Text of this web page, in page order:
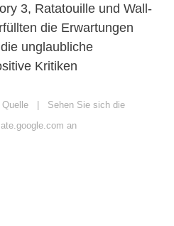
3, Ratatouille und Wall-
die Erwartungen
unglaubliche
Kritiken
| Sehen Sie sich die
an